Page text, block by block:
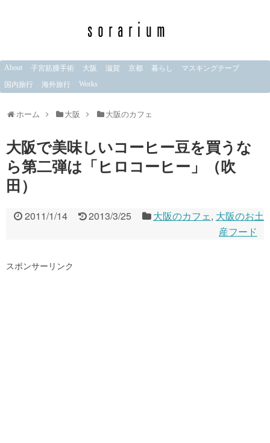
About 子宮筋腫手術 大阪 滋賀 京都 暮らし
マスキングテープ
国内旅行
海外旅行 Works
ホーム 大阪 大阪のカフェ
大阪で美味しいコーヒー豆を買うな
ら第二弾は「ヒロコーヒー」（吹
田）
2011/1/14 2013/3/25 大阪のカフェ, 大阪のお土
産フード
スポンサーリンク